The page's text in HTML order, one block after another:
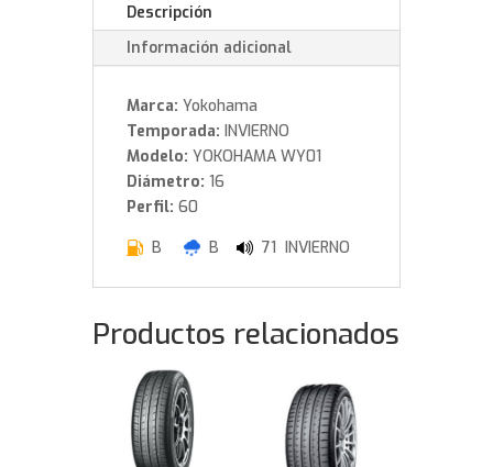
Descripción
Información adicional
Marca: Yokohama
Temporada: INVIERNO
Modelo: YOKOHAMA WY01
Diámetro: 16
Perfil: 60
B
B 71 INVIERNO
Productos relacionados